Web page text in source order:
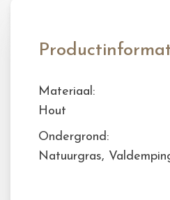
Materiaal:
Hout
Ondergrond:
Natuurgras,